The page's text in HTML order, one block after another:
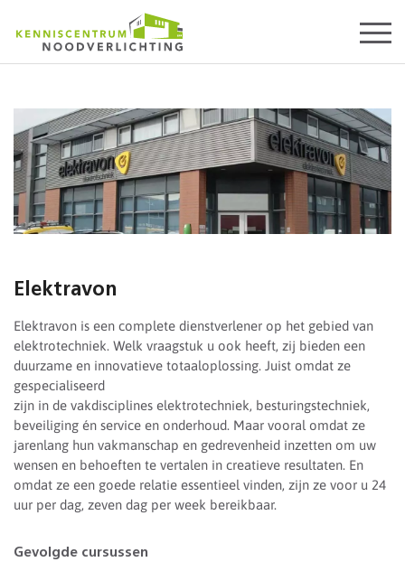
content
Elektravon
Elektravon is een complete dienstverlener op het gebied van
elektrotechniek. Welk vraagstuk u ook heeft, zij bieden een
duurzame en innovatieve totaaloplossing. Juist omdat ze
gespecialiseerd
zijn in de vakdisciplines elektrotechniek, besturingstechniek,
beveiliging én service en onderhoud. Maar vooral omdat ze
jarenlang hun vakmanschap en gedrevenheid inzetten om uw
wensen en behoeften te vertalen in creatieve resultaten. En
omdat ze een goede relatie essentieel vinden, zijn ze voor u 24
uur per dag, zeven dag per week bereikbaar.
Gevolgde cursussen